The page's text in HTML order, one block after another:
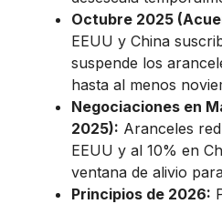
Octubre 2025
EEUU y China
suspende los
hasta al menos
Negociaciones en
2025): Aranceles
EEUU y al 10% en
ventana de alivio
Principios de 2026: